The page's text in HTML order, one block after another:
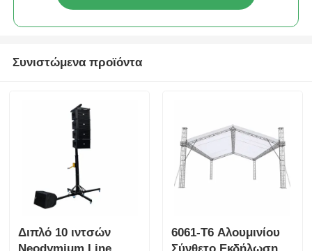
Αλουμινένιο Μπουλόνι Τετράγωνης Δοκού
Σύστημα δομοστοιχείων από αλουμίνιο
Πλατφόρμα σκηνής από αλουμίνιο
Τεχνουργήματα στρώματος
Πλήθος Οδοφραγμάτων
Συνιστώμενα προϊόντα
Διπλό 10 ιντσών
6061-T6 Αλουμινίου